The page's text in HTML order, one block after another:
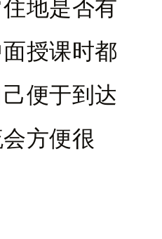
地是否有
授课时都
便于到达
方便很